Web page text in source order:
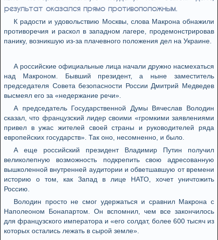
результат оказался прямо противоположным.
К радости и удовольствию Москвы, слова Макрона обнажили
противоречия и раскол в западном лагере, продемонстрировав
панику, возникшую из-за плачевного положения дел на Украине.
А российские официальные лица начали дружно насмехаться
над Макроном. Бывший президент, а ныне заместитель
председателя Совета безопасности России Дмитрий Медведев
высмеял его за «недержание речи».
А председатель Государственной Думы Вячеслав Володин
сказал, что французский лидер своими «громкими заявлениями
привел в ужас жителей своей страны и руководителей ряда
европейских государств». Так оно, несомненно, и было.
А еще российский президент Владимир Путин получил
великолепную возможность подкрепить свою адресованную
вышколенной внутренней аудитории и обветшавшую от времени
историю о том, как Запад в лице НАТО, хочет уничтожить
Россию.
Володин просто не смог удержаться и сравнил Макрона с
Наполеоном Бонапартом. Он вспомнил, чем все закончилось
для французского императора и «его солдат, более 600 тысяч из
которых остались лежать в сырой земле».